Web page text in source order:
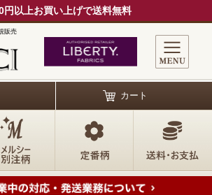
円以上お買い上げで送料無料
販売
カート